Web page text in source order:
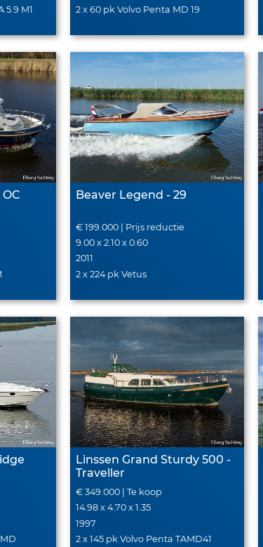
5.9 M1
2 x 60 pk Volvo Penta MD 19
Beaver Legend - 29
€ 199.000 | Prijs reductie
9.00 x 2.10 x 0.60
2011
2 x 224 pk Vetus
Linssen Grand Sturdy 500 -
Traveller
€ 349.000 | Te koop
14.98 x 4.70 x 1.35
1997
2 x 145 pk Volvo Penta TAMD41